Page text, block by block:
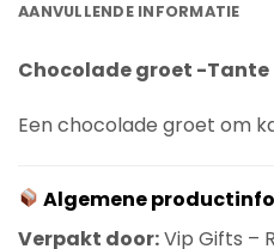
AANVULLENDE INFORMATIE
Chocolade groet -Tante
Een chocolade groet om
Algemene
Verpakt door:Vip Gifts –